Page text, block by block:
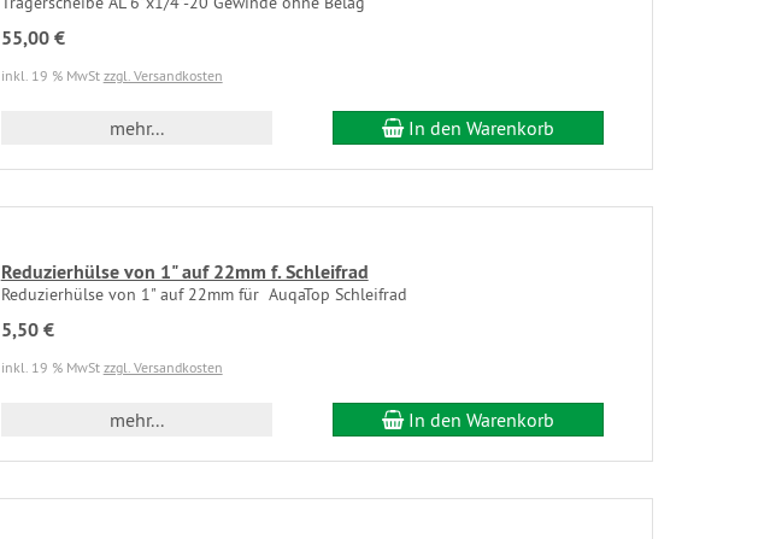
55,00 €
inkl. 19 % MwSt zzgl. Versandkosten
mehr... In den Warenkorb
Reduzierhülse von 1" auf 22mm f. Schleifrad
Reduzierhülse von 1" auf 22mm für AuqaTop Schleifrad
5,50 €
inkl. 19 % MwSt zzgl. Versandkosten
mehr... In den Warenkorb